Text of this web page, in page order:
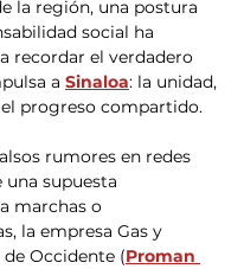
la región, una postura
social ha
recordar el verdadero
a Sinaloa: la unidad,
progreso compartido.
rumores en redes
una supuesta
marchas o
la empresa Gas y
Occidente (Proman